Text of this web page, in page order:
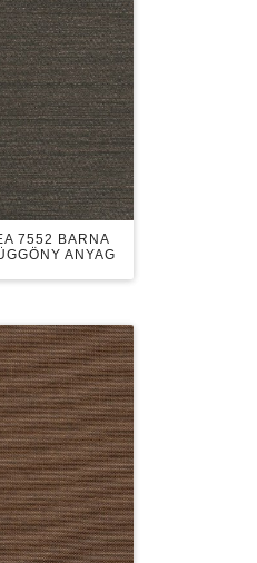
7552 BARNA
ANYAG